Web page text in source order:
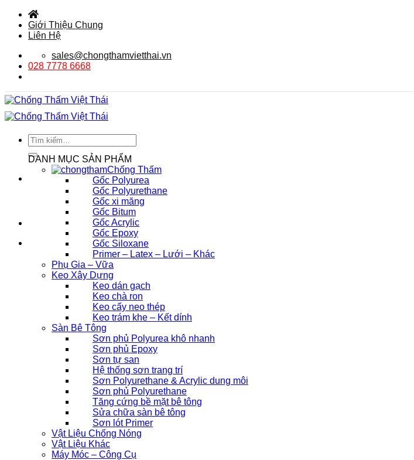
qua
Giới Thiệu Chung
Liên Hệ
sales@chongthamvietthai.vn
028 7778 6668
Tìm
kiếm:
DANH MỤC SẢN PHẨM
Chống Thấm
Gốc Polyurea
Gốc Polyurethane
Gốc xi măng
Gốc Bitum
Gốc Acrylic
Gốc Epoxy
Gốc Siloxane
Primer – Latex – Lưới – Khác
Phụ Gia – Vữa
Keo Xây Dựng
Keo dán gạch
Keo chà ron
Keo cấy neo thép
Keo trám khe – Kết dính
Sàn Bê Tông
Sơn phủ Polyurea khô nhanh
Sơn phủ Epoxy
Sơn tự san
Hệ thống sơn trang trí
Sơn Polyurethane & Acrylic dung môi
Sơn phủ Polyurethane
Tăng cứng bề mặt bê tông
Sửa chữa sàn bê tông
Sơn lót Primer
Vật Liệu Chống Nóng
Vật Liệu Khác
Máy Móc – Công Cụ